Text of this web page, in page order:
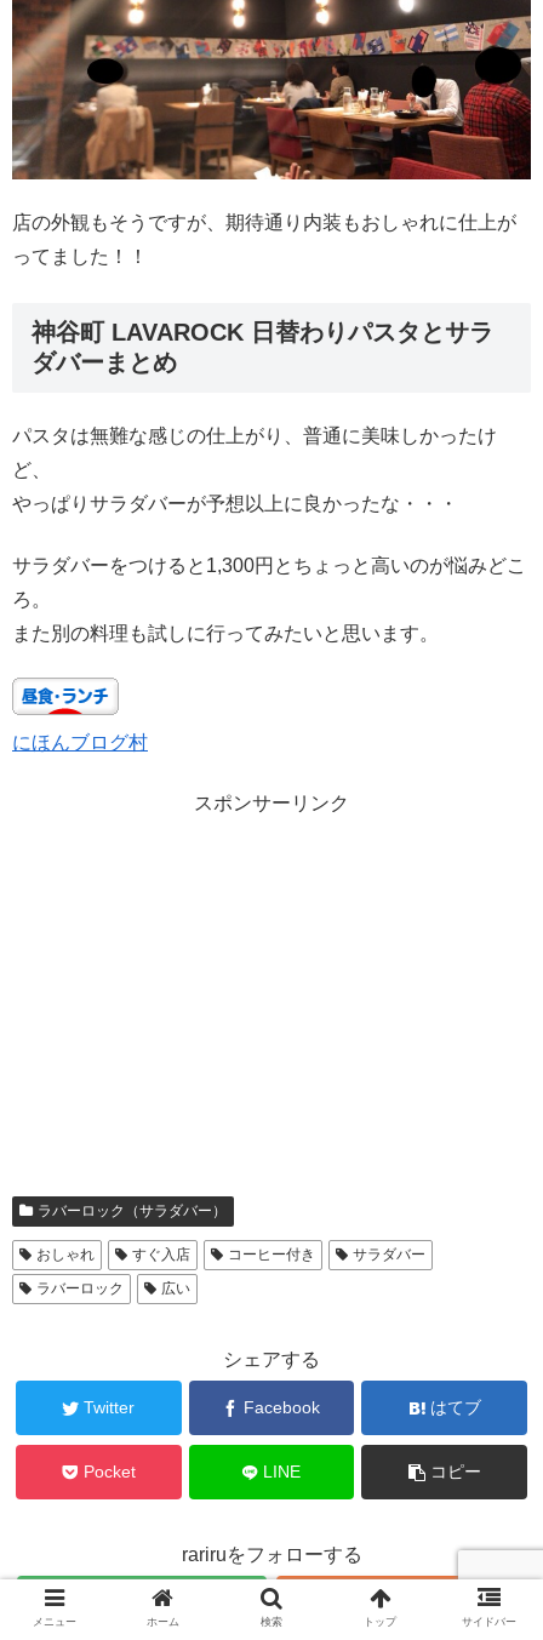
店の外観もそうですが、期待通り内装もおしゃれに仕上が
ってました！！
神谷町 LAVAROCK 日替わりパスタとサラ
ダバーまとめ
パスタは無難な感じの仕上がり、普通に美味しかったけ
ど、
やっぱりサラダバーが予想以上に良かったな・・・
サラダバーをつけると1,300円とちょっと高いのが悩みどこ
ろ。
また別の料理も試しに行ってみたいと思います。
にほんブログ村
スポンサーリンク
ラバーロック（サラダバー）
おしゃれ すぐ入店 コーヒー付き
サラダバー
ラバーロック
広い
シェアする
Twitter Facebook はてブ
Pocket LINE コピー
rariruをフォローする
メニュー ホーム 検索 トップ サイドバー